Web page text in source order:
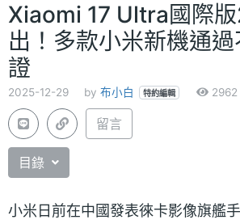
Xiaomi 17 Ultra國際
出！多款小米新機通
證
2025-12-29 by 布小白 特約編輯 2962
留言
目錄
小米日前在中國發表徠卡影像旗艦